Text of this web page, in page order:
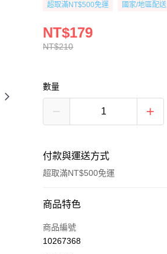
超取滿NT$500免運 國家/地區配送
NT$210
NT$179
數量
付款與運送方式
超取滿NT$500免運
付款方式
信用卡一次付款
商品特色
商品編號
10267368